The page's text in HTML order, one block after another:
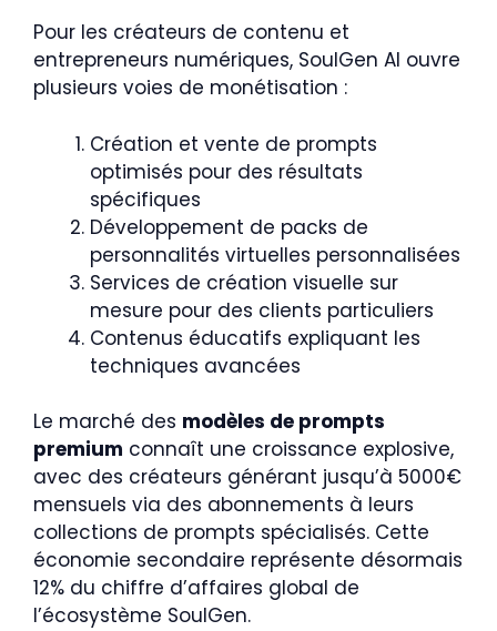
Pour les créateurs de contenu et
entrepreneurs numériques, SoulGen AI ouvre
plusieurs voies de monétisation :
Création et vente de prompts
optimisés pour des résultats
spécifiques
Développement de packs de
personnalités virtuelles personnalisées
Services de création visuelle sur
mesure pour des clients particuliers
Contenus éducatifs expliquant les
techniques avancées
Le marché des modèles de prompts
premium connaît une croissance explosive,
avec des créateurs générant jusqu’à 5000€
mensuels via des abonnements à leurs
collections de prompts spécialisés. Cette
économie secondaire représente désormais
12% du chiffre d’affaires global de
l’écosystème SoulGen.